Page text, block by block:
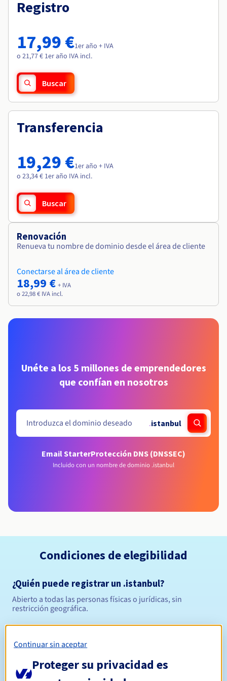
Precios
Roadmap & Changelog
Observabilidad
Roadmap y Changelog
Roadmap & Changelog
Roadmap & Changelog
Roadmap & Changelog
Registro
17,99 €1er año + IVA
o 21,77 € 1er año IVA incl.
Buscar
Transferencia
19,29 €1er año + IVA
o 23,34 € 1er año IVA incl.
Buscar
Renovación
Renueva tu nombre de dominio desde el área de cliente
Conectarse al área de cliente
18,99 € + IVA
o 22,98 € IVA incl.
Unéte a los 5 millones de emprendedores
que confían en nosotros
.istanbul
Email StarterProtección DNS (DNSSEC)
Incluido con un nombre de dominio .istanbul
Condiciones de elegibilidad
¿Quién puede registrar un .istanbul?
Abierto a todas las personas físicas o jurídicas, sin
restricción geográfica.
Continuar sin aceptar
Proteger su privacidad es